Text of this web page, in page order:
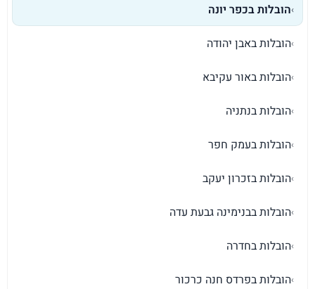
›הובלות בכפר יונה
›הובלות באבן יהודה
›הובלות באור עקיבא
›הובלות בנתניה
›הובלות בעמק חפר
›הובלות בזכרון יעקב
›הובלות בבנימינה גבעת עדה
›הובלות בחדרה
›הובלות בפרדס חנה כרכור